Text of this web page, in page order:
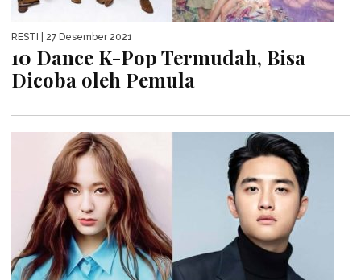
RESTI | 27 Desember 2021
10 Dance K-Pop Termudah, Bisa
Dicoba oleh Pemula